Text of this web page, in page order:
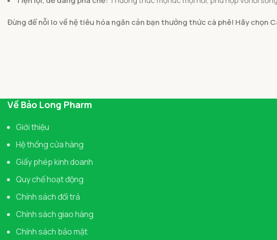
Đừng để nỗi lo về hệ tiêu hóa ngăn cản bạn thưởng thức cà phê! Hãy chọn
Về Bảo Long Pharm
Giới thiệu
Hệ thống cửa hàng
Giấy phép kinh doanh
Quy chế hoạt động
Chính sách đổi trả
Chính sách giao hàng
Chính sách bảo mật